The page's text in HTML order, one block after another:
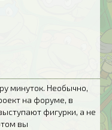
минуток. Необычно,
на форуме, в
фигурки, а не
вы